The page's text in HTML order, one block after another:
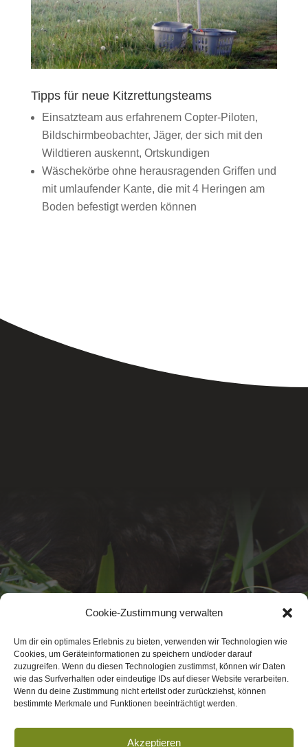
Cookie-Zustimmung verwalten
Um dir ein optimales Erlebnis zu bieten, verwenden wir Technologien wie
Cookies, um Geräteinformationen zu speichern und/oder darauf
zuzugreifen. Wenn du diesen Technologien zustimmst, können wir Daten
wie das Surfverhalten oder eindeutige IDs auf dieser Website verarbeiten.
Wenn du deine Zustimmung nicht erteilst oder zurückziehst, können
bestimmte Merkmale und Funktionen beeinträchtigt werden.
Akzeptieren
Tipps für neue Kitzrettungsteams
Einsatzteam aus erfahrenem Copter-Piloten,
Bildschirmbeobachter, Jäger, der sich mit den
Wildtieren auskennt, Ortskundigen
Wäschekörbe ohne herausragenden Griffen und
mit umlaufender Kante, die mit 4 Heringen am
Boden befestigt werden können